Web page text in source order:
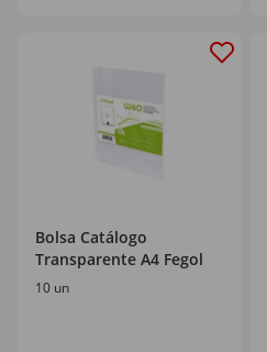
Bolsa Catálogo
Transparente A4 Fegol
10 un